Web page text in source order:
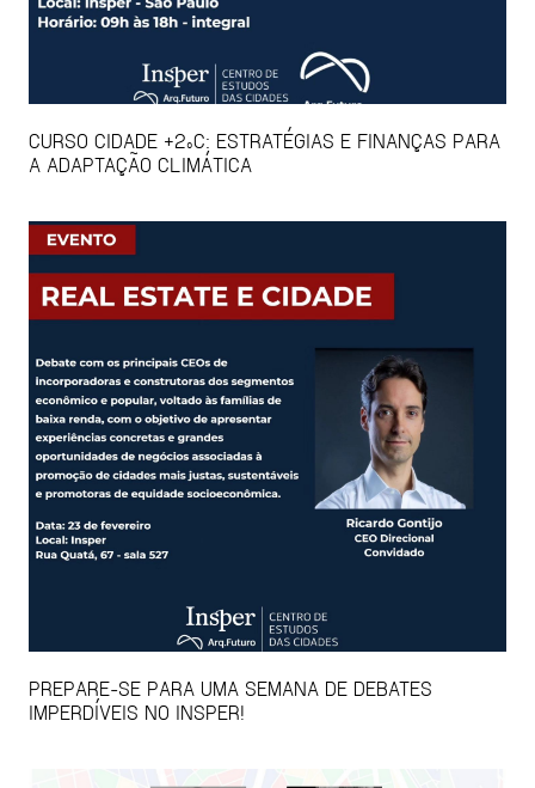
CURSO CIDADE +2ºC: ESTRATÉGIAS E FINANÇAS PARA
A ADAPTAÇÃO CLIMÁTICA
PREPARE-SE PARA UMA SEMANA DE DEBATES
IMPERDÍVEIS NO INSPER!